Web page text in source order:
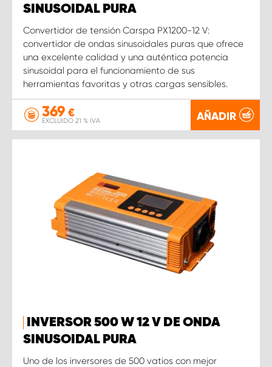
SINUSOIDAL PURA
Convertidor de tensión Carspa PX1200-12 V:
convertidor de ondas sinusoidales puras que ofrece
una excelente calidad y una auténtica potencia
sinusoidal para el funcionamiento de sus
herramientas favoritas y otras cargas sensibles.
369 €
EXCLUIDO 21 % IVA AÑADIR
INVERSOR 500 W 12 V DE ONDA
SINUSOIDAL PURA
Uno de los inversores de 500 vatios con mejor